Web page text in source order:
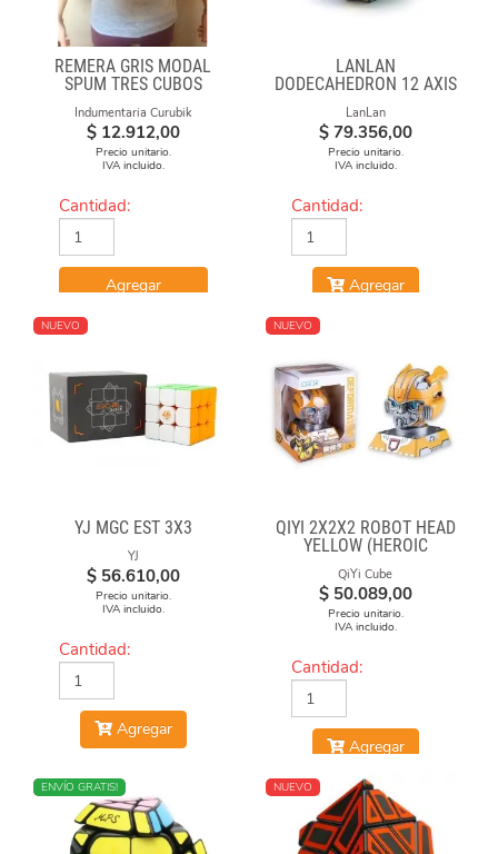
REMERA GRIS MODAL
SPUM TRES CUBOS
Indumentaria Curubik
$ 12.912,00
Precio unitario.
IVA incluido.
Cantidad:
Agregar
LANLAN
DODECAHEDRON 12 AXIS
LanLan
$ 79.356,00
Precio unitario.
IVA incluido.
Cantidad:
Agregar
NUEVO
YJ MGC EST 3X3
YJ
$ 56.610,00
Precio unitario.
IVA incluido.
Cantidad:
Agregar
NUEVO
QIYI 2X2X2 ROBOT HEAD
YELLOW (HEROIC
LEADER)
QiYi Cube
$ 50.089,00
Precio unitario.
IVA incluido.
Cantidad:
Agregar
NUEVO
ENVÍO GRATIS! NUEVO